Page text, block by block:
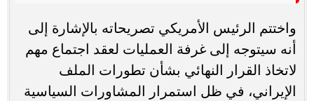
واختتم الرئيس الأمريكي تصريحاته بالإشارة إلى
أنه سيتوجه إلى غرفة العمليات لعقد اجتماع مهم
لاتخاذ القرار النهائي بشأن تطورات الملف
الإيراني، في ظل استمرار المشاورات السياسية